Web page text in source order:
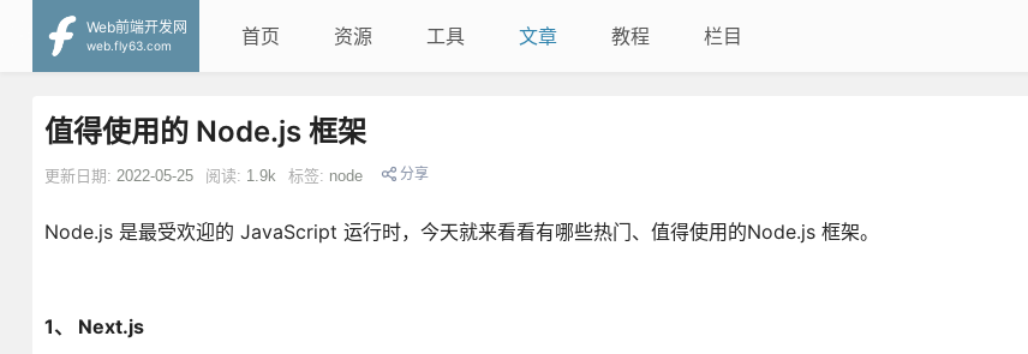
Web前端开发网
web.fly63.com
首页 资源 工具 文章 教程 栏目
值得使用的 Node.js 框架
更新日期: 2022-05-25 阅读: 1.9k 标签: node 分享
Node.js 是最受欢迎的 JavaScript 运行时，今天就来看看有哪些热门、值得使用的Node.js 框架。
1、 Next.js